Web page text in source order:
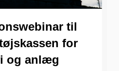
til
for
og anlæg